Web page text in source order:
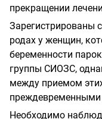
прекращении
Зарегистрированы
родах у женщин,
беременности
группы СИОЗС,
между приемом
преждевременными
Необходимо